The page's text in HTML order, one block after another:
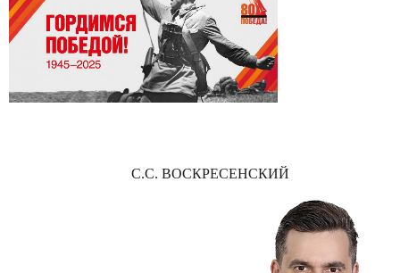
С.С. ВОСКРЕСЕНСКИЙ